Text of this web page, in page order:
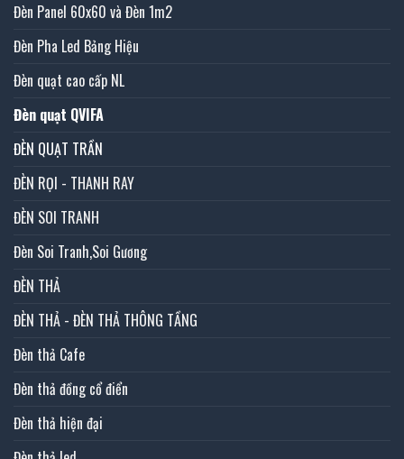
Đèn Panel 60x60 và Đèn 1m2
Đèn Pha Led Bảng Hiệu
Đèn quạt cao cấp NL
Đèn quạt QVIFA
ĐÈN QUẠT TRẦN
ĐÈN RỌI - THANH RAY
ĐÈN SOI TRANH
Đèn Soi Tranh,Soi Gương
ĐÈN THẢ
ĐÈN THẢ - ĐÈN THẢ THÔNG TẦNG
Đèn thả Cafe
Đèn thả đồng cổ điển
Đèn thả hiện đại